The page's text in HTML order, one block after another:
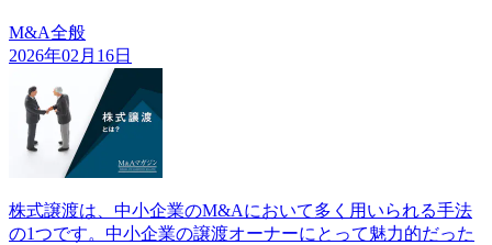
M&A全般
2026年02月16日
株式譲渡は、中小企業のM&Aにおいて多く用いられる手法
の1つです。中小企業の譲渡オーナーにとって魅力的だった